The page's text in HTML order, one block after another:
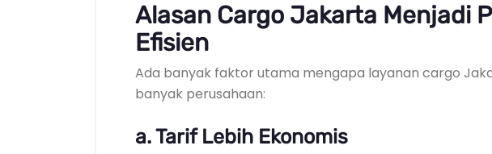
Alasan Cargo Jakarta Menjadi
Efisien
Ada banyak faktor utama mengapa layanan cargo
banyak perusahaan:
a. Tarif Lebih Ekonomis